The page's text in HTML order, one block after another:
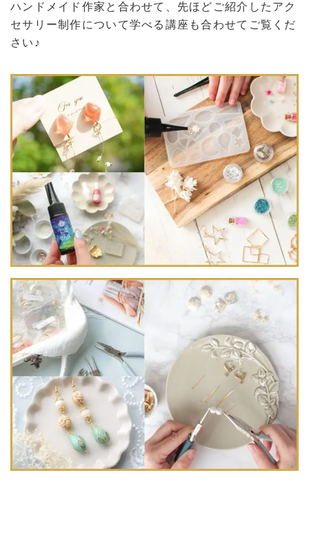
ハンドメイド作家と合わせて、先ほどご紹介したアク
セサリー制作について学べる講座も合わせてご覧くだ
さい♪